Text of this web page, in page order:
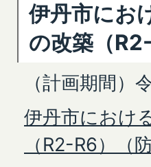
伊丹市にお
の改築（
（計画期間
伊丹市におけ
（R2-R6）（